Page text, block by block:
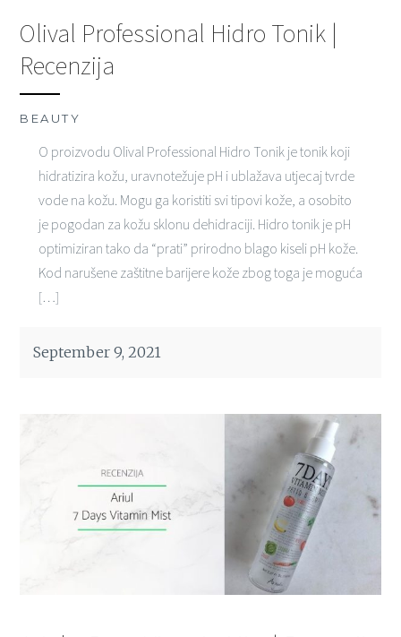
Olival Professional Hidro Tonik |
Recenzija
BEAUTY
O proizvodu Olival Professional Hidro Tonik je tonik koji
hidratizira kožu, uravnotežuje pH i ublažava utjecaj tvrde
vode na kožu. Mogu ga koristiti svi tipovi kože, a osobito
je pogodan za kožu sklonu dehidraciji. Hidro tonik je pH
optimiziran tako da “prati” prirodno blago kiseli pH kože.
Kod narušene zaštitne barijere kože zbog toga je moguća
[…]
September 9, 2021